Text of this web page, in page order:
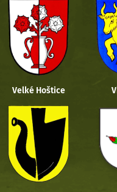
Velké Hoštice